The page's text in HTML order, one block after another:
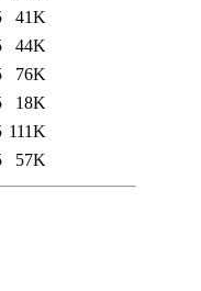
41K
44K
76K
18K
111K
57K